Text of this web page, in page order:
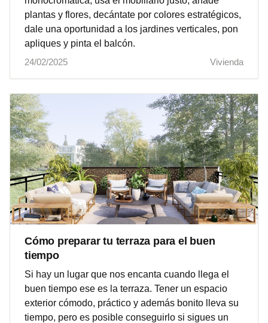
plantas y flores, decántate por colores estratégicos,
dale una oportunidad a los jardines verticales, pon
apliques y pinta el balcón.
24/02/2025
Vivienda
Cómo preparar tu terraza para el buen
tiempo
Si hay un lugar que nos encanta cuando llega el
buen tiempo ese es la terraza. Tener un espacio
exterior cómodo, práctico y además bonito lleva su
tiempo, pero es posible conseguirlo si sigues un